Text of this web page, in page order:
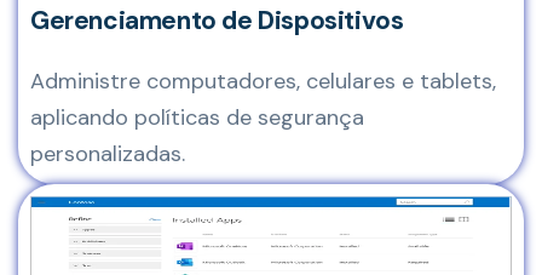
Gerenciamento de Dispositivos
Administre computadores, celulares e tablets,
aplicando políticas de segurança
personalizadas.